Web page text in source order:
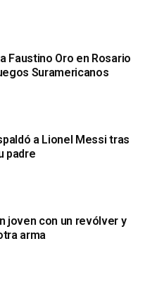
Faustino Oro en Rosario
Suramericanos
a Lionel Messi tras
padre
joven con un revólver y
arma